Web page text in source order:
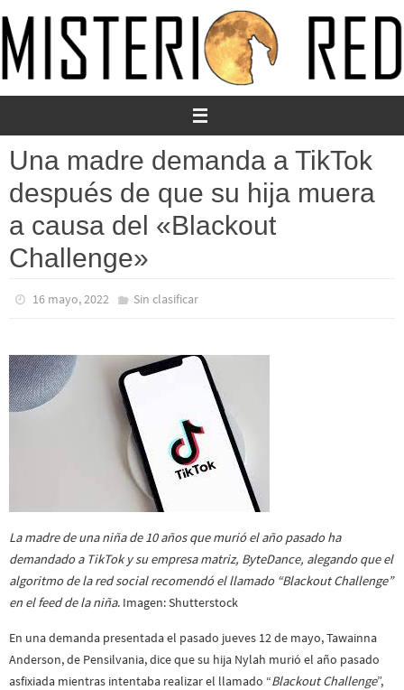
al
contenido
Una madre demanda a TikTok
después de que su hija muera
a causa del «Blackout
Challenge»
16 mayo, 2022 Sin clasificar
La madre de una niña de 10 años que murió el año pasado ha
demandado a TikTok y su empresa matriz, ByteDance, alegando que el
algoritmo de la red social recomendó el llamado “Blackout Challenge”
en el feed de la niña. Imagen: Shutterstock
En una demanda presentada el pasado jueves 12 de mayo, Tawainna
Anderson, de Pensilvania, dice que su hija Nylah murió el año pasado
asfixiada mientras intentaba realizar el llamado “Blackout Challenge”,